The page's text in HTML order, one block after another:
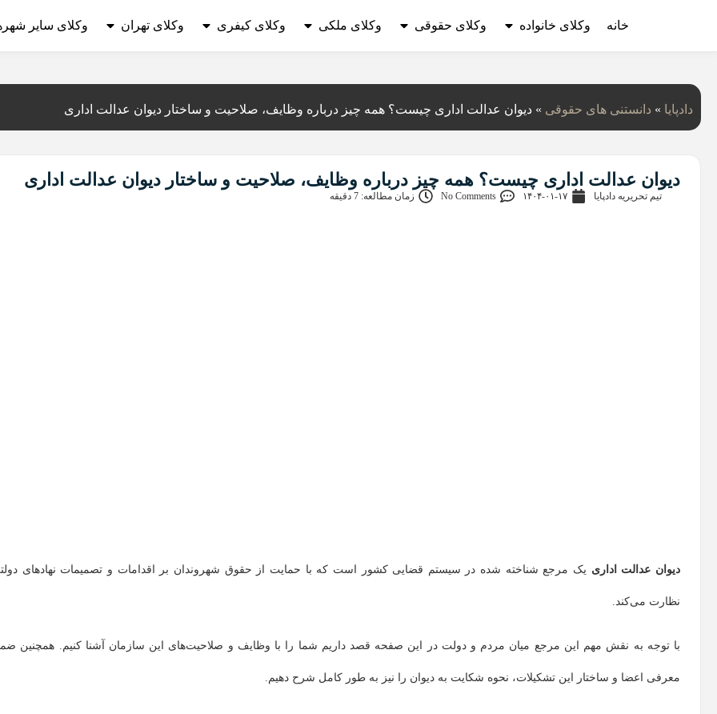
خانه وکلای خانواده وکلای حقوقی وکلای ملکی وکلای کیفری وکلای تهران وکلای سایر
دادپایا » دانستنی‌ های حقوقی » دیوان عدالت اداری چیست؟ همه چیز درباره وظایف، صلاحیت و ساختار دیوان عدالت اداری
دیوان عدالت اداری چیست؟ همه چیز درباره وظایف، صلاحیت و ساختار دیوان عدالت اداری
تیم تحریریه دادپایا ۱۴۰۴-۰۱-۱۷ No Comments زمان مطالعه: 7 دقیقه
دیوان عدالت اداری یک مرجع شناخته شده در سیستم قضایی کشور است که با حمایت از حقوق شهروندان بر اقدامات و تصمیمات نهادهای
نظارت می‌کند.
با توجه به نقش مهم این مرجع میان مردم و دولت در این صفحه قصد داریم شما را با وظایف و صلاحیت‌های این سازمان آشنا کنیم. همچنین
معرفی اعضا و ساختار این تشکیلات، نحوه شکایت به دیوان را نیز به طور کامل شرح دهیم.